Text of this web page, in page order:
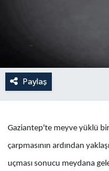
Paylaş
Gaziantep'te meyve yüklü
çarpmasının ardından
uçması sonucu meydana
Dünya